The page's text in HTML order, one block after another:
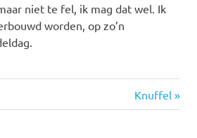
niet te fel, ik mag dat wel. Ik
worden, op zo’n
Volgende
bericht:
Knuffel